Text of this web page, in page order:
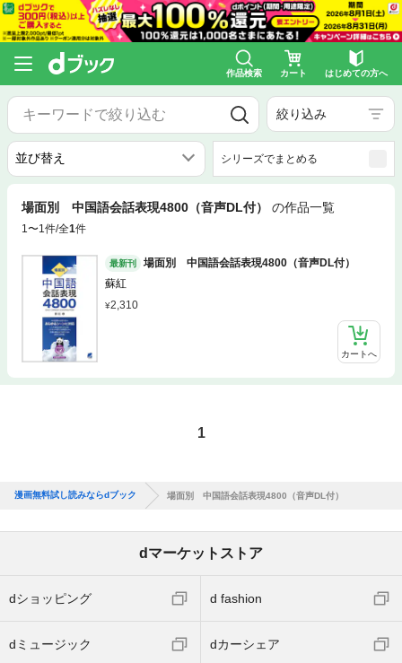
作品検索 カート はじめての方へ
絞り込み
シリーズでまとめる
場面別 中国語会話表現4800（音声DL付） の作品一覧
1〜1件/全1件
最新刊
場面別 中国語会話表現4800（音声DL付）
蘇紅
2,310
カートへ
1
漫画無料試し読みならdブック 場面別 中国語会話表現4800（音声DL付）
dマーケットストア
dショッピング d fashion
dミュージック dカーシェア